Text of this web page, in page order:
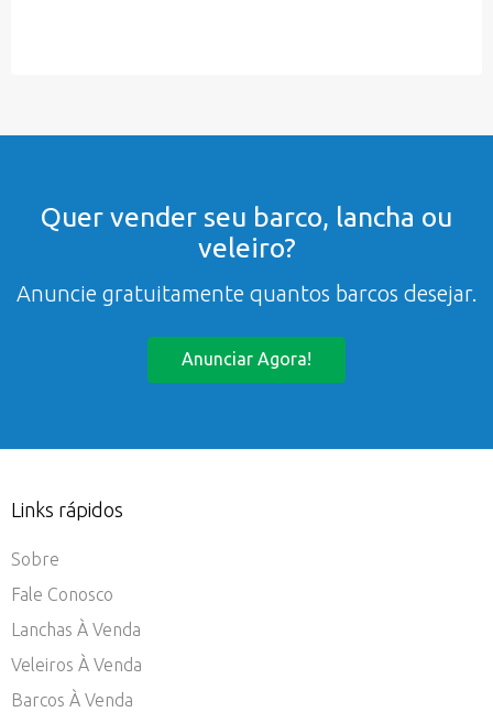
Quer vender seu barco, lancha ou
veleiro?
Anuncie gratuitamente quantos barcos desejar.
Anunciar Agora!
Links rápidos
Sobre
Fale Conosco
Lanchas À Venda
Veleiros À Venda
Barcos À Venda